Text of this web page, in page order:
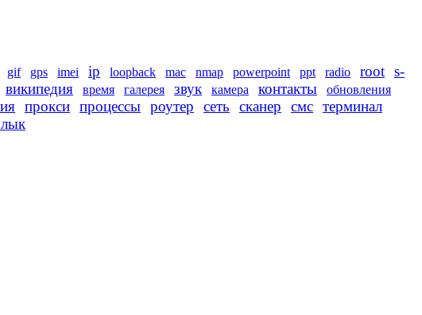
gif gps imei ip loopback mac nmap powerpoint ppt radio root s-
википедия время галерея звук камера контакты
обновления
прокси процессы роутер сеть сканер смс терминал